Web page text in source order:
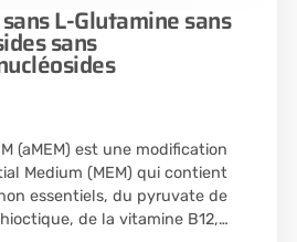
L-Glutamine sans
sans
(aMEM) est une modification
Medium (MEM) qui contient
essentiels, du pyruvate de
de la vitamine B12,…